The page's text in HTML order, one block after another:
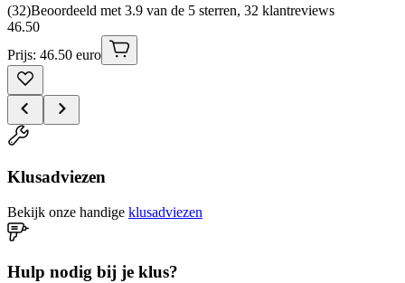
(32)Beoordeeld met 3.9 van de 5 sterren, 32 klantreviews
46.50
Prijs: 46.50 euro
Klusadviezen
Bekijk onze handige klusadviezen
Hulp nodig bij je klus?